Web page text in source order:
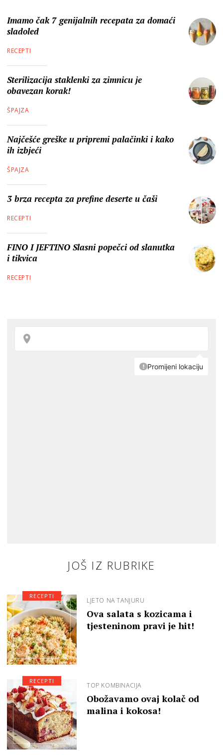
Imamo čak 7 genijalnih recepata za domaći
sladoled
RECEPTI
Sterilizacija staklenki za zimnicu je
obavezan korak!
ŠPAJZA
Najčešće greške u pripremi palačinki i kako
ih izbjeći
ŠPAJZA
3 brza recepta za prefine deserte u čaši
RECEPTI
FINO I JEFTINO Slasni popečci od slanutka
i tikvica
RECEPTI
JOŠ IZ RUBRIKE
LJETO NA TANJURU
Ova salata s kozicama i
tjesteninom pravi je hit!
RECEPTI
TOP KOMBINACIJA
Obožavamo ovaj kolač od
malina i kokosa!
RECEPTI